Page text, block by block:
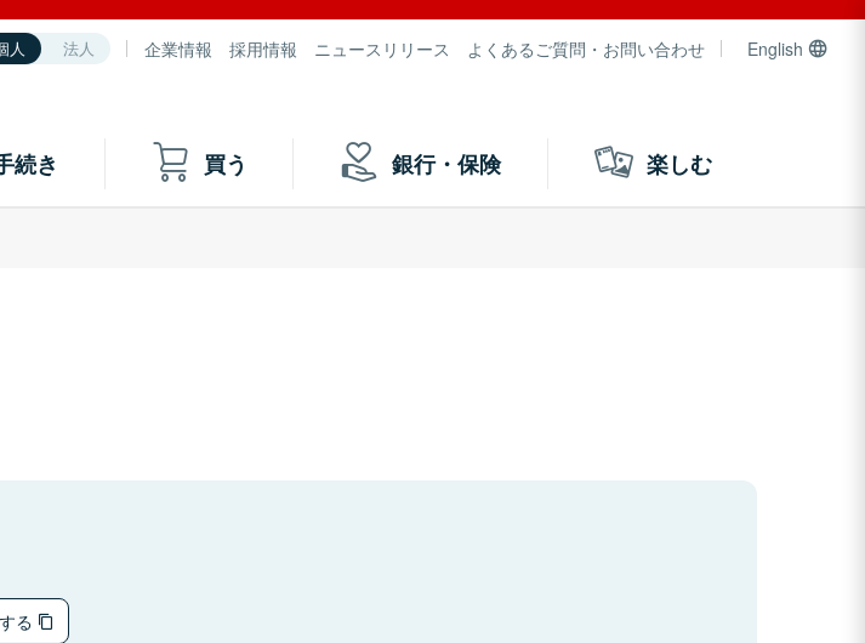
人 法人 企業情報 採用情報 ニュースリリース よくあるご質問・お問い合わせ English
続き 買う 銀行・保険 楽しむ
る